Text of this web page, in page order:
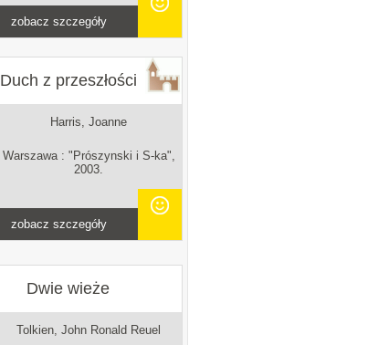
zobacz szczegóły
Duch z przeszłości
Harris, Joanne
Warszawa : "Prószynski i S-ka",
2003.
zobacz szczegóły
Dwie wieże
Tolkien, John Ronald Reuel